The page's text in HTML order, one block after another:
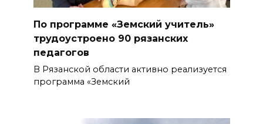
По программе «Земский учитель»
трудоустроено 90 рязанских
педагогов
В Рязанской области активно реализуется
программа «Земский